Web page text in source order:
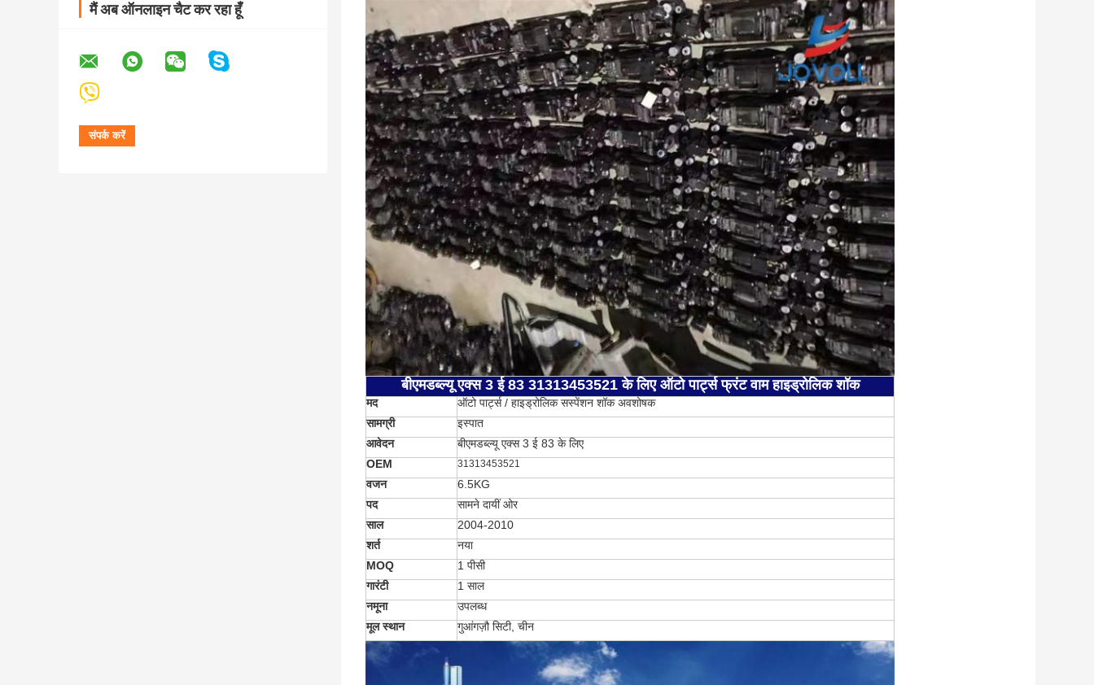
मैं अब ऑनलाइन चैट कर रहा हूँ
बीएमडब्ल्यू एक्स 3 ई 83 31313453521 के लिए ऑटो पार्ट्स फ्रंट वाम हाइड्रोलिक शॉक
मद
ऑटो पार्ट्स / हाइड्रोलिक सस्पेंशन शॉक अवशोषक
सामग्री
इस्पात
आवेदन
बीएमडब्ल्यू एक्स 3 ई 83 के लिए
OEM
31313453521
वजन
6.5KG
पद
सामने दायीं ओर
साल
2004-2010
शर्त
नया
MOQ
1 पीसी
गारंटी
1 साल
नमूना
उपलब्ध
मूल स्थान
गुआंगज़ौ सिटी, चीन